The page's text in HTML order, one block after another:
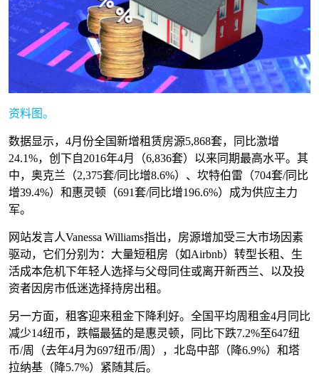
资料图。
数据显示，4月份全国新增租赁房源5,868套，同比激增
24.1%，创下自2016年4月（6,836套）以来同期最高水平。其
中，奥克兰（2,375套/同比增8.6%）、坎特伯雷（704套/同比
增39.4%）和惠灵顿（691套/同比增196.6%）成为供应主力
军。
网站发言人Vanessa Williams指出，房源增加受三大市场因素
驱动，它们分别为：大量短租房（如Airbnb）转型长租、生
活成本危机下年轻人选择与父母同住或离开新西兰、以及投
资者因房市低迷选择持房出租。
另一方面，租客迎来租金下降利好。全国平均周租金4月同比
减少14纽币，跌幅最猛的是惠灵顿，同比下跌7.2%至647纽
币/周（去年4月为697纽币/周），北岛中部（降6.9%）和塔
拉纳基（降5.7%）紧随其后。